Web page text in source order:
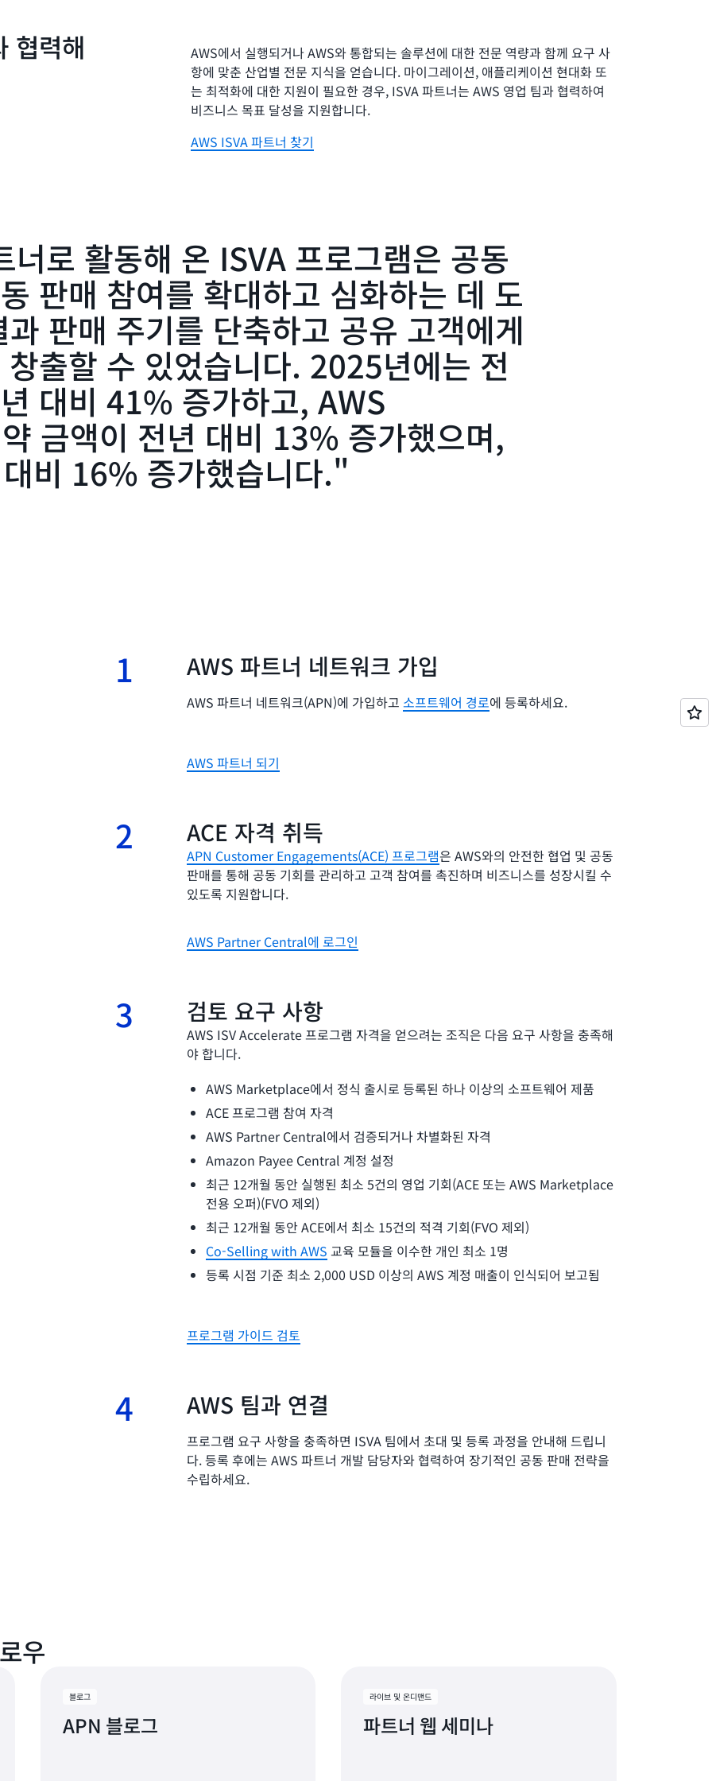
협력해
AWS에서 실행되거나 AWS와 통합되는 솔루션에 대한 전문 역량과 함께 요구 사
항에 맞춘 산업별 전문 지식을 얻습니다. 마이그레이션, 애플리케이션 현대화 또
는 최적화에 대한 지원이 필요한 경우, ISVA 파트너는 AWS 영업 팀과 협력하여
비즈니스 목표 달성을 지원합니다.
AWS ISVA 파트너 찾기
로 활동해 온 ISVA 프로그램은 공동
판매 참여를 확대하고 심화하는 데 도
판매 주기를 단축하고 공유 고객에게
출할 수 있었습니다. 2025년에는 전
대비 41% 증가하고, AWS
금액이 전년 대비 13% 증가했으며,
비 16% 증가했습니다.
1 1.
AWS 파트너 네트워크 가입
AWS 파트너 네트워크(APN)에 가입하고소프트웨어 경로에 등록하세요.
AWS 파트너 되기
2 2.
ACE 자격 취득
APN Customer Engagements(ACE) 프로그램은 AWS와의 안전한 협업 및 공동
판매를 통해 공동 기회를 관리하고 고객 참여를 촉진하며 비즈니스를 성장시킬 수
있도록 지원합니다.
AWS Partner Central에 로그인
3 3.
검토 요구 사항
AWS ISV Accelerate 프로그램 자격을 얻으려는 조직은 다음 요구 사항을 충족해
야 합니다.
AWS Marketplace에서 정식 출시로 등록된 하나 이상의 소프트웨어 제품
ACE 프로그램 참여 자격
AWS Partner Central에서 검증되거나 차별화된 자격
Amazon Payee Central 계정 설정
최근 12개월 동안 실행된 최소 5건의 영업 기회(ACE 또는 AWS Marketplace
전용 오퍼)(FVO 제외)
최근 12개월 동안 ACE에서 최소 15건의 적격 기회(FVO 제외)
Co-Selling with AWS 교육 모듈을 이수한 개인 최소 1명
등록 시점 기준 최소 2,000 USD 이상의 AWS 계정 매출이 인식되어 보고됨
프로그램 가이드 검토
4 4.
AWS 팀과 연결
프로그램 요구 사항을 충족하면 ISVA 팀에서 초대 및 등록 과정을 안내해 드립니
다. 등록 후에는 AWS 파트너 개발 담당자와 협력하여 장기적인 공동 판매 전략을
수립하세요.
우
블로그
APN 블로그
라이브 및 온디맨드
파트너 웹 세미나